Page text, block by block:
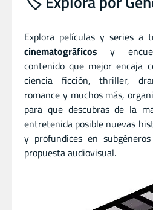
Explora películas y series a
cinematográficos y
contenido que mejor encaja
ciencia ficción, thriller,
romance y muchos más,
para que descubras de la
entretenida posible nuevas
y profundices en
propuesta audiovisual.